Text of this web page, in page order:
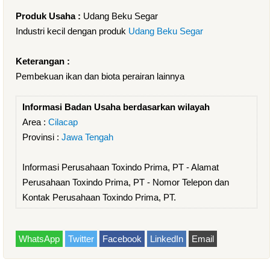
Produk Usaha : Udang Beku Segar
Industri kecil dengan produk Udang Beku Segar
Keterangan :
Pembekuan ikan dan biota perairan lainnya
Informasi Badan Usaha berdasarkan wilayah
Area : Cilacap
Provinsi : Jawa Tengah
Informasi Perusahaan Toxindo Prima, PT - Alamat
Perusahaan Toxindo Prima, PT - Nomor Telepon dan
Kontak Perusahaan Toxindo Prima, PT.
WhatsApp Twitter Facebook LinkedIn Email